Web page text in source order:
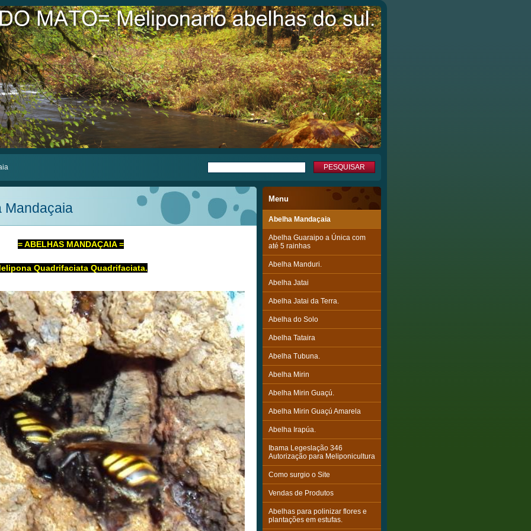
Mandaçaia
= ABELHAS MANDAÇAIA =
Quadrifaciata Quadrifaciata.
Menu
Abelha Mandaçaia
Abelha Guaraipo a Única com
até 5 rainhas
Abelha Manduri.
Abelha Jatai
Abelha Jatai da Terra.
Abelha do Solo
Abelha Tataira
Abelha Tubuna.
Abelha Mirin
Abelha Mirin Guaçú.
Abelha Mirin Guaçú Amarela
Abelha Irapúa.
Ibama Legeslação 346
Autorização para Meliponicultura
Como surgio o Site
Vendas de Produtos
Abelhas para polinizar flores e
plantações em estufas.